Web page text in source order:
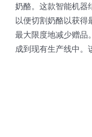
三角蛋糕切割机
条状奶酪切片
挤出奶酪切片
三明治切割机
寿司切割机
常温面团切割
冷冻面团切割
糕点/糖果
牛轧糖切割
宠物食品
奶酪。这款智能机器
以便切割奶酪以获得
最大限度地减少赠品
成到现有生产线中。